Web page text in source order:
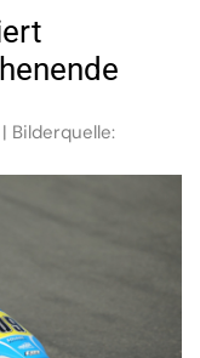
Bilderquelle: